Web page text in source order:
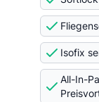
Isofix
All-In-